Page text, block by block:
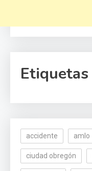
Etiquetas
accidente amlo
ciudad obregón